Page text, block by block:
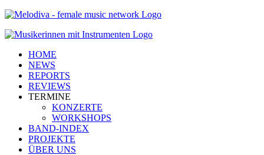
HOME
NEWS
REPORTS
REVIEWS
TERMINE
KONZERTE
WORKSHOPS
BAND-INDEX
PROJEKTE
ÜBER UNS